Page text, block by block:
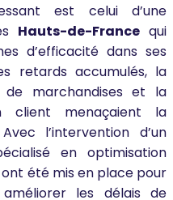
est celui d’une
Hauts-de-France qui
d’efficacité dans ses
retards accumulés, la
de marchandises et la
client menaçaient la
l’intervention d’un
en optimisation
été mis en place pour
les délais de